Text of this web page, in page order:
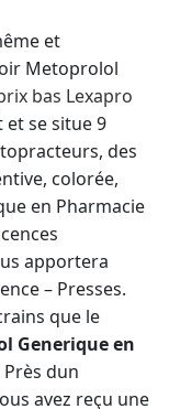
et
Metoprolol
bas Lexapro
et se situe 9
des
colorée,
en Pharmacie
apportera
– Presses.
que le
Generique en
dun
avez reçu une